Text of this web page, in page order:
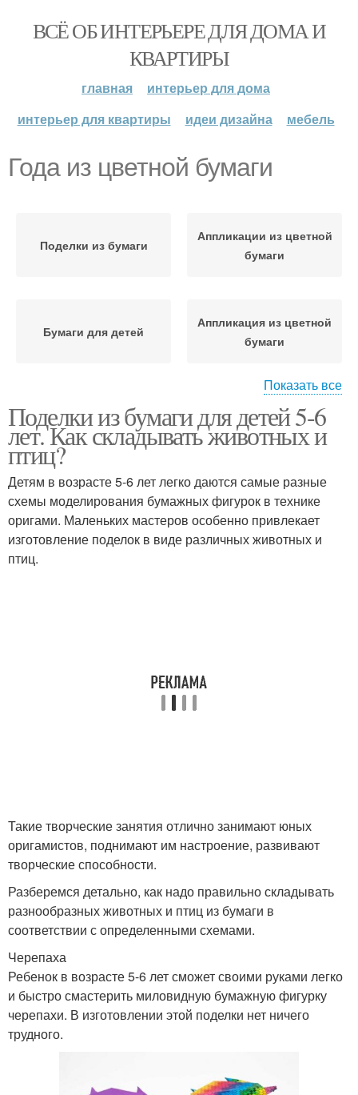
ВСЁ ОБ ИНТЕРЬЕРЕ ДЛЯ ДОМА И
КВАРТИРЫ
главная
интерьер для дома
интерьер для квартиры
идеи дизайна мебель
Года из цветной бумаги
Поделки из бумаги
Аппликации из цветной
бумаги
Бумаги для детей
Аппликация из цветной
бумаги
Поделки из цветной
бумаги
Бумаги для
дошкольников
Года из бумаги Ежики из бумаги
Показать все
Поделки из бумаги для детей 5-6
лет. Как складывать животных и
птиц?
Детям в возрасте 5-6 лет легко даются самые разные
схемы моделирования бумажных фигурок в технике
оригами. Маленьких мастеров особенно привлекает
изготовление поделок в виде различных животных и
птиц.
Такие творческие занятия отлично занимают юных
оригамистов, поднимают им настроение, развивают
творческие способности.
Разберемся детально, как надо правильно складывать
разнообразных животных и птиц из бумаги в
соответствии с определенными схемами.
Черепаха
Ребенок в возрасте 5-6 лет сможет своими руками легко
и быстро смастерить миловидную бумажную фигурку
черепахи. В изготовлении этой поделки нет ничего
трудного.